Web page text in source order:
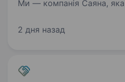
Ми — компанія Саяна,
шукає контент-менеджера
працювати у зручному…
2 дня назад